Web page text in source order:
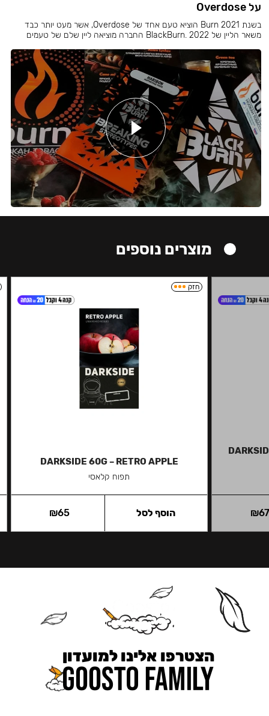
על Overdose
בשנת 2021 Burn הוציא טעם אחד של Overdose, אשר מעט יותר כבד
משאר הליין של BlackBurn. 2022 החברה מוציאה ליין שלם של טעמים
מוצרים נוספים
₪
חזק
DARKSIDE 60G – RETRO APPLE
תפוח קלאסי
₪65 הוסף לסל
הצטרפו אלינו למועדון